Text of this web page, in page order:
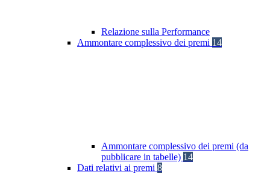
Relazione sulla Performance
Ammontare complessivo dei premi 14
Ammontare complessivo dei premi (da
pubblicare in tabelle) 14
Dati relativi ai premi 8